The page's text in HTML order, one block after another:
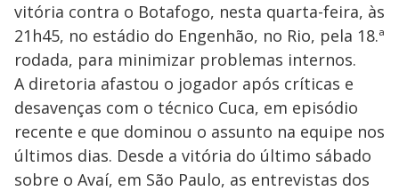
vitória contra o Botafogo, nesta quarta-feira, às
21h45, no estádio do Engenhão, no Rio, pela 18.ª
rodada, para minimizar problemas internos.
A diretoria afastou o jogador após críticas e
desavenças com o técnico Cuca, em episódio
recente e que dominou o assunto na equipe nos
últimos dias. Desde a vitória do último sábado
sobre o Avaí, em São Paulo, as entrevistas dos